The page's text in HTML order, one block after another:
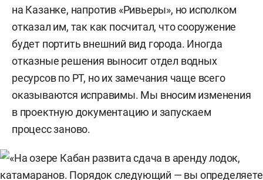
на Казанке, напротив «Ривьеры», но исполком
отказал им, так как посчитал, что сооружение
будет портить внешний вид города. Иногда
отказные решения выносит отдел водных
ресурсов по РТ, но их замечания чаще всего
оказываются исправимы. Мы вносим изменения
в проектную документацию и запускаем
процесс заново.